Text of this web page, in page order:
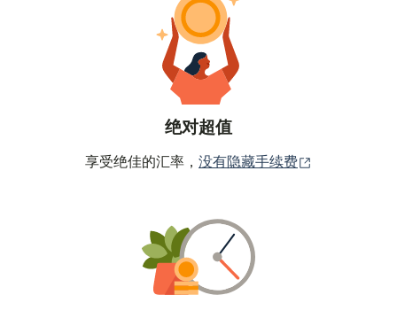
绝对超值
享受绝佳的汇率， 没有隐藏手续费